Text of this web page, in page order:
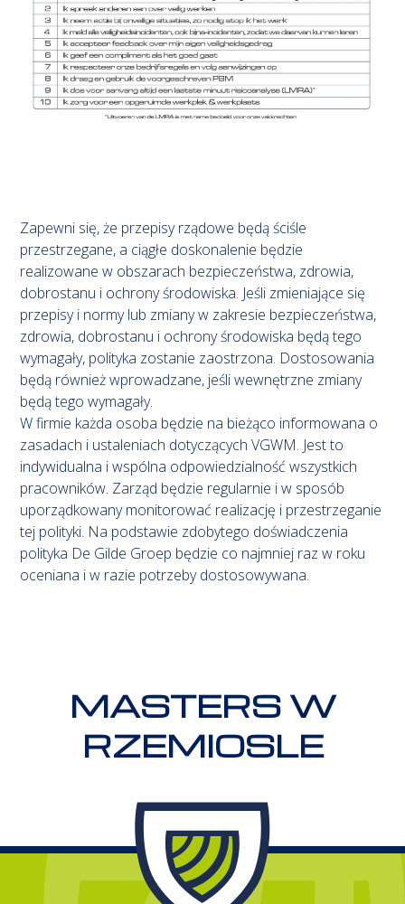
Zapewni się, że przepisy rządowe będą ściśle
przestrzegane, a ciągłe doskonalenie będzie
realizowane w obszarach bezpieczeństwa, zdrowia,
dobrostanu i ochrony środowiska. Jeśli zmieniające się
przepisy i normy lub zmiany w zakresie bezpieczeństwa,
zdrowia, dobrostanu i ochrony środowiska będą tego
wymagały, polityka zostanie zaostrzona. Dostosowania
będą również wprowadzane, jeśli wewnętrzne zmiany
będą tego wymagały.
W firmie każda osoba będzie na bieżąco informowana o
zasadach i ustaleniach dotyczących VGWM. Jest to
indywidualna i wspólna odpowiedzialność wszystkich
pracowników. Zarząd będzie regularnie i w sposób
uporządkowany monitorować realizację i przestrzeganie
tej polityki. Na podstawie zdobytego doświadczenia
polityka De Gilde Groep będzie co najmniej raz w roku
oceniana i w razie potrzeby dostosowywana.
MASTERS W
RZEMIOSLE